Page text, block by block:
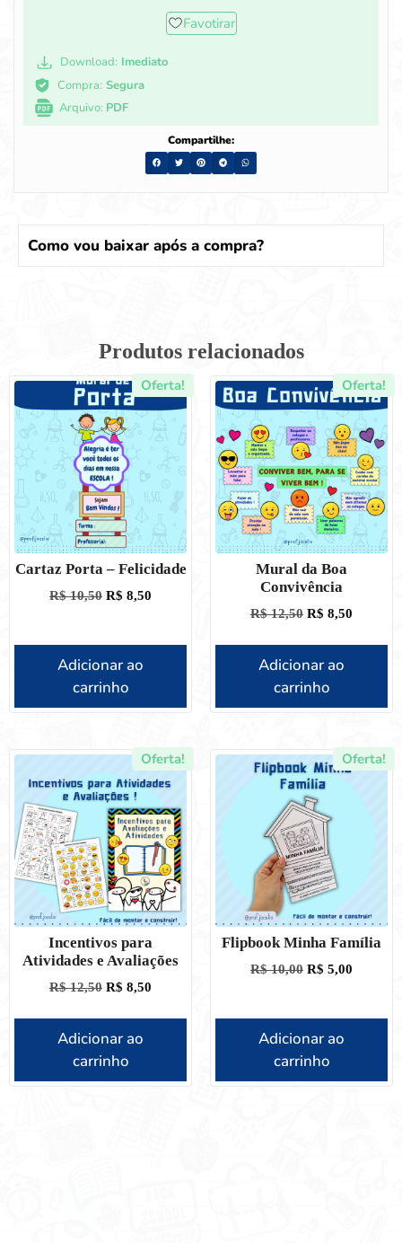
Favotirar
Download: Imediato
Compra: Segura
Arquivo: PDF
Compartilhe:
Como vou baixar após a compra?
Produtos relacionados
Oferta!
Cartaz Porta – Felicidade
R$10,50 R$ 8,50
Adicionar ao
carrinho
Oferta!
Mural da Boa
Convivência
R$12,50 R$ 8,50
Adicionar ao
carrinho
Oferta!
Incentivos para
Atividades e Avaliações
R$12,50 R$ 8,50
Adicionar ao
carrinho
Oferta!
Flipbook Minha Família
R$10,00 R$ 5,00
Adicionar ao
carrinho